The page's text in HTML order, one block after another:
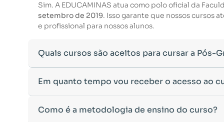
Sim. A EDUCAMINAS atua como polo oficial da
setembro de 2019. Isso garante que nossos cursos
e profissional para nossos alunos.
Quais cursos são aceitos para cursar a Pós-
Para ingressar em um curso de pós-graduação, é
•Licenciatura– Formação voltada para o magistério
Em quanto tempo vou receber o acesso ao
Após a conclusão da sua matrícula e a confirmação
Como é a metodologia de ensino do curso?